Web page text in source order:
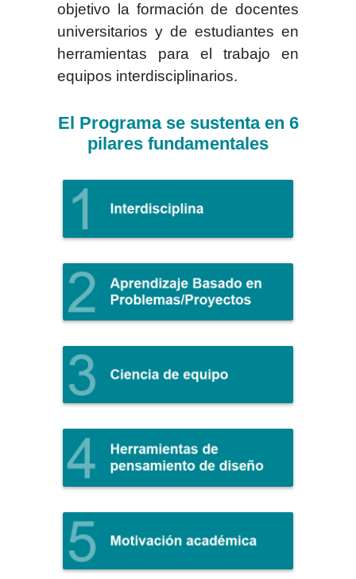
objetivo la formación de docentes
universitarios y de estudiantes en
herramientas para el trabajo en
equipos interdisciplinarios.
El Programa se sustenta en 6
pilares fundamentales